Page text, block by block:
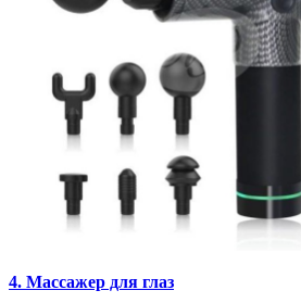
4. Массажер для глаз